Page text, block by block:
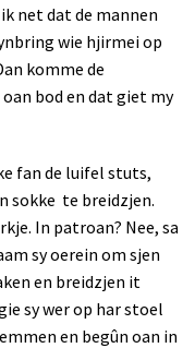
net dat de mannen
wie hjirmei op
komme de
bod en dat giet my
fan de luifel stuts,
sokke te breidzjen.
In patroan? Nee, sa
sy oerein om sjen
en breidzjen it
sy wer op har stoel
en begûn oan in